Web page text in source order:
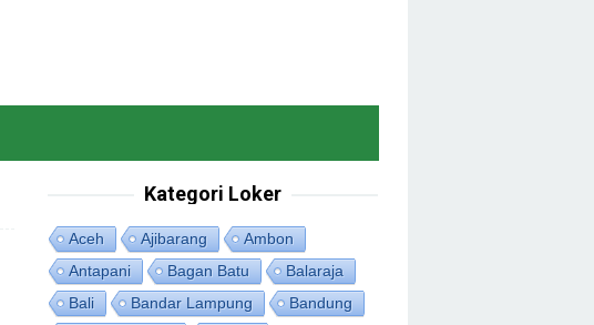
Kategori Loker
Aceh Ajibarang
Ambon
Antapani
Bagan Batu
Balaraja
Bali
Bandar Lampung
Bandung